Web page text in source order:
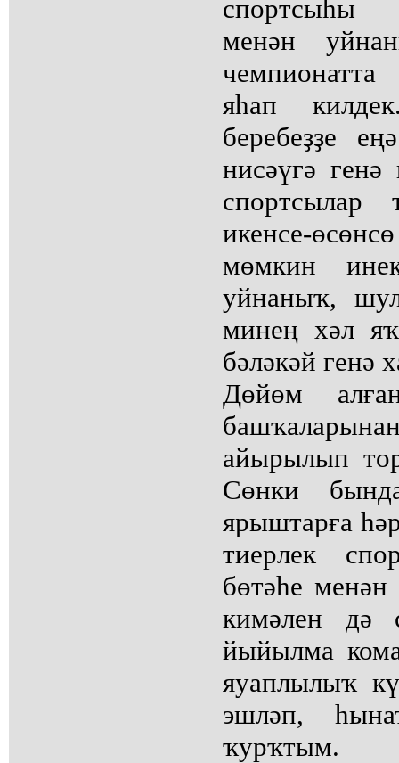
спортсыһы
менән
яһап
беребеҙҙе
нисәүгә
икенсе-
мөмкин
уйнаныҡ,
минең хәл
бәләкәй генә
Дөйөм
айырылып
Сөнки
ярыштарға
тиерлек
бөтәһе
кимәлен дә
йыйылма
яуаплылыҡ
эшләп,
ҡурҡтым.